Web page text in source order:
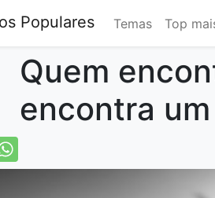
Populares Temas Top
Quem
encontra